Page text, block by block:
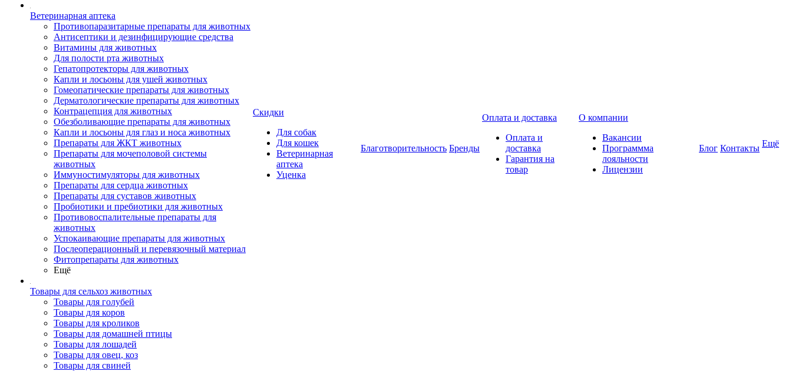
Ветеринарная аптека
Противопаразитарные препараты для животных
Антисептики и дезинфицирующие средства
Витамины для животных
Для полости рта животных
Гепатопротекторы для животных
Капли и лосьоны для ушей животных
Гомеопатические препараты для животных
Дерматологические препараты для животных
Контрацепция для животных
Обезболивающие препараты для животных
Капли и лосьоны для глаз и носа животных
Препараты для ЖКТ животных
Препараты для мочеполовой системы
животных
Иммуностимуляторы для животных
Препараты для сердца животных
Препараты для суставов животных
Пробиотики и пребиотики для животных
Противовоспалительные препараты для
животных
Успокаивающие препараты для животных
Послеоперационный и перевязочный материал
Фитопрепараты для животных
Ещё
Товары для сельхоз животных
Товары для голубей
Товары для коров
Товары для кроликов
Товары для домашней птицы
Товары для лошадей
Товары для овец, коз
Товары для свиней
Скидки
Для собак
Для кошек
Ветеринарная
аптека
Уценка
Благотворительность Бренды
Оплата и доставка
Оплата и
доставка
Гарантия на
товар
О компании
Вакансии
Программма
лояльности
Лицензии
Блог Контакты Ещё